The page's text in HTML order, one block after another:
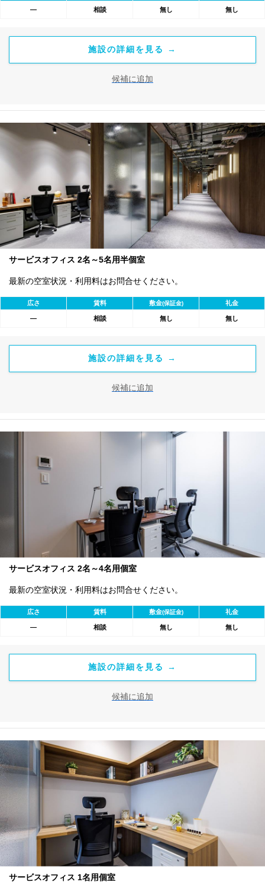
― 相談 無し 無し
施設の詳細を見る →
候補に追加
サービスオフィス 2名～5名用半個室
最新の空室状況・利用料はお問合せください。
広さ 賃料 敷金(保証金) 礼金
― 相談 無し 無し
施設の詳細を見る →
候補に追加
サービスオフィス 2名～4名用個室
最新の空室状況・利用料はお問合せください。
広さ 賃料 敷金(保証金) 礼金
― 相談 無し 無し
施設の詳細を見る →
候補に追加
サービスオフィス 1名用個室